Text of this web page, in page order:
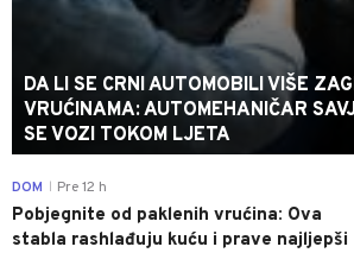
DA LI SE CRNI AUTOMOBILI VIŠE
VRUĆINAMA: AUTOMEHANIČAR
SE VOZI TOKOM LJETA
DOM Pre 12 h
Pobjegnite od paklenih vrućina: Ova
stabla rashlađuju kuću i prave najljepši